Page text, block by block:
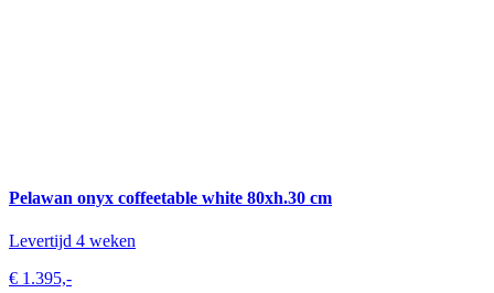
Pelawan onyx coffeetable white 80xh.30 cm
Levertijd 4 weken
€ 1.395,-